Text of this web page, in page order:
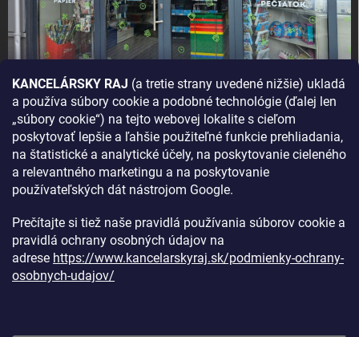
KANCELÁRSKY RAJ (a tretie strany uvedené nižšie) ukladá
a používa súbory cookie a podobné technológie (ďalej len
„súbory cookie“) na tejto webovej lokalite s cieľom
poskytovať lepšie a ľahšie použiteľné funkcie prehliadania,
na štatistické a analytické účely, na poskytovanie cieleného
a relevantného marketingu a na poskytovanie
používateľských dát nástrojom Google.
Prečítajte si tiež naše pravidlá používania súborov cookie a
pravidlá ochrany osobných údajov na
adrese https://www.kancelarskyraj.sk/podmienky-ochrany-
osobnych-udajov/
AKO SA K NÁM DOSTANETE?